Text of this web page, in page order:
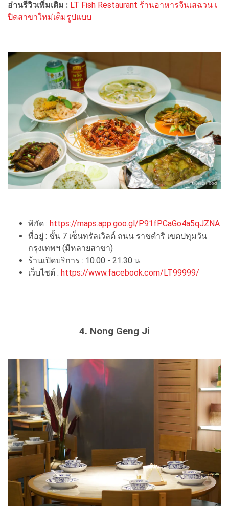
อ่านรีวิวเพิ่มเติม : LT Fish Restaurant ร้านอาหารจีนเสฉวน เ
ปิดสาขาใหม่เต็มรูปแบบ
พิกัด : https://maps.app.goo.gl/P91fPCaGo4a5qJZNA
ที่อยู่ : ชั้น 7 เซ็นทรัลเวิลด์ ถนน ราชดำริ เขตปทุมวัน
กรุงเทพฯ (มีหลายสาขา)
ร้านเปิดบริการ : 10.00 - 21.30 น.
เว็บไซต์ : https://www.facebook.com/LT99999/
4. Nong Geng Ji